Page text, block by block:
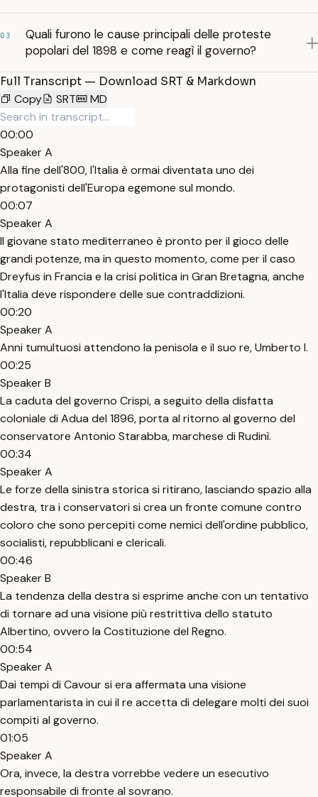
03
Quali furono le cause principali delle proteste
popolari del 1898 e come reagì il governo?
Full Transcript — Download SRT & Markdown
Copy
SRT MD
00:00
Speaker A
Alla fine dell'800, l'Italia è ormai diventata uno dei
protagonisti dell'Europa egemone sul mondo.
00:07
Speaker A
Il giovane stato mediterraneo è pronto per il gioco delle
grandi potenze, ma in questo momento, come per il caso
Dreyfus in Francia e la crisi politica in Gran Bretagna, anche
l'Italia deve rispondere delle sue contraddizioni.
00:20
Speaker A
Anni tumultuosi attendono la penisola e il suo re, Umberto I.
00:25
Speaker B
La caduta del governo Crispi, a seguito della disfatta
coloniale di Adua del 1896, porta al ritorno al governo del
conservatore Antonio Starabba, marchese di Rudinì.
00:34
Speaker A
Le forze della sinistra storica si ritirano, lasciando spazio alla
destra, tra i conservatori si crea un fronte comune contro
coloro che sono percepiti come nemici dell'ordine pubblico,
socialisti, repubblicani e clericali.
00:46
Speaker B
La tendenza della destra si esprime anche con un tentativo
di tornare ad una visione più restrittiva dello statuto
Albertino, ovvero la Costituzione del Regno.
00:54
Speaker A
Dai tempi di Cavour si era affermata una visione
parlamentarista in cui il re accetta di delegare molti dei suoi
compiti al governo.
01:05
Speaker A
Ora, invece, la destra vorrebbe vedere un esecutivo
responsabile di fronte al sovrano.